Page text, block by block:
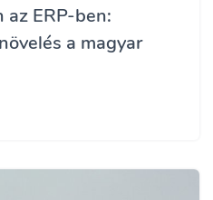
ERP-ben:
a magyar